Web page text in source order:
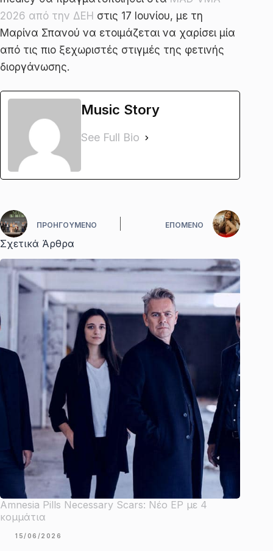
2026 από την ΔΕΗ στις 17 Ιουνίου, με τη
Μαρίνα Σπανού να ετοιμάζεται να χαρίσει μία
από τις πιο ξεχωριστές στιγμές της φετινής
διοργάνωσης.
Music Story
See Full Bio
ΠΡΟΗΓΟΎΜΕΝΟ ΕΠΌΜΕΝΟ
Σχετικά Άρθρα
Amnesia Pills Necessary Scars: Νέο EP με 4
κομμάτια
15/06/2026